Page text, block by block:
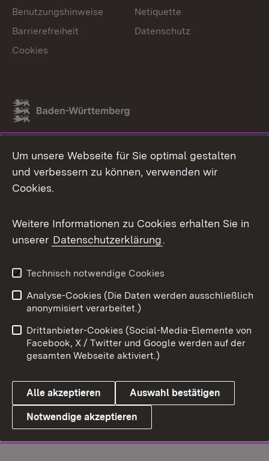
Link zum Landesportal
Benutzungshinweise
Netiquette
Barrierefreiheit
Datenschutz
Cookies
Um unsere Webseite für Sie optimal gestalten
und verbessern zu können, verwenden wir
Cookies.
Weitere Informationen zu Cookies erhalten Sie in
unserer Datenschutzerklärung.
Technisch notwendige Cookies
Analyse-Cookies (Die Daten werden ausschließlich
anonymisiert verarbeitet.)
Drittanbieter-Cookies (Social-Media-Elemente von
Facebook, X / Twitter und Google werden auf der
gesamten Webseite aktiviert.)
Alle akzeptieren Auswahl bestätigen
Notwendige akzeptieren